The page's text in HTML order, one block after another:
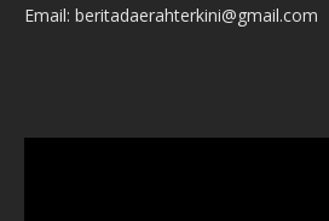
Email: beritadaerahterkini@gmail.com